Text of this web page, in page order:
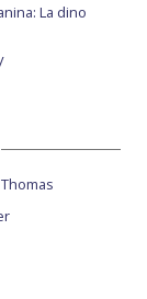
La dino